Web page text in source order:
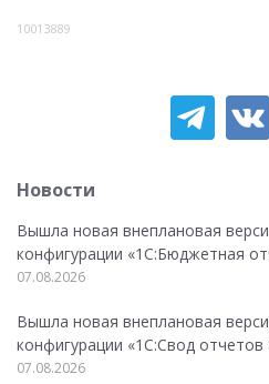
10013889
Новости
Вышла новая внеплановая
конфигурации «1C:Бюджетная
07.08.2026
Вышла новая внеплановая
конфигурации «1C:Свод
07.08.2026